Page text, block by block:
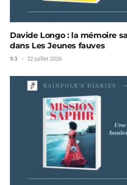
Davide Longo : la mémoire
dans Les Jeunes fauves
9.3 22 juillet 2026